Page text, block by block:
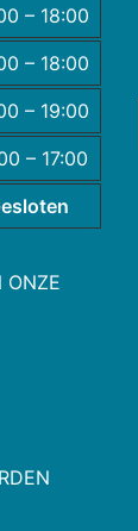
– 18:00
– 18:00
– 19:00
– 17:00
ONZE